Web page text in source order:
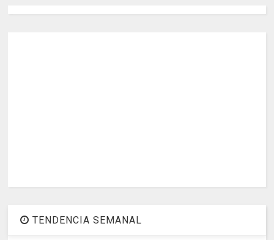
TENDENCIA SEMANAL